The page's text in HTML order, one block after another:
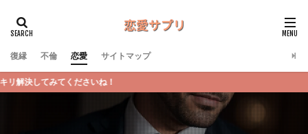
復縁 不倫 恋愛 サイトマップ